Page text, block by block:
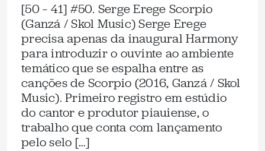
[50 – 41] #50. Serge Erege Scorpio
(Ganzá / Skol Music) Serge Erege
precisa apenas da inaugural Harmony
para introduzir o ouvinte ao ambiente
temático que se espalha entre as
canções de Scorpio (2016, Ganzá / Skol
Music). Primeiro registro em estúdio
do cantor e produtor piauiense, o
trabalho que conta com lançamento
pelo selo […]